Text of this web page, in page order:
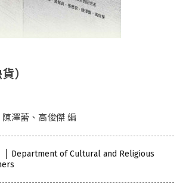
）
澤蕾、高俊傑 編
Department of Cultural and Religious